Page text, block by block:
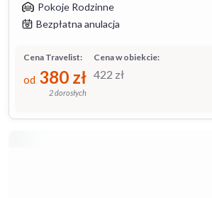
Pokoje Rodzinne
Bezpłatna anulacja
Cena w obiekcie:
422 zł
Cena Travelist:
od 380 zł
2 dorosłych